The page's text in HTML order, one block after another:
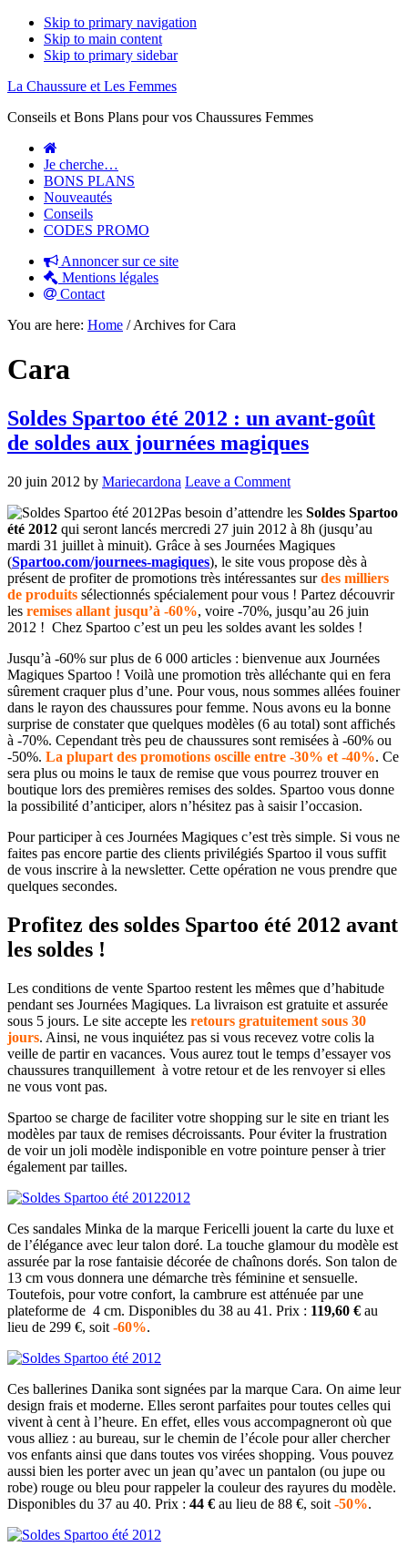
Skip to primary navigation
Skip to main content
Skip to primary sidebar
La Chaussure et Les Femmes
Conseils et Bons Plans pour vos Chaussures Femmes
Je cherche…
BONS PLANS
Nouveautés
Conseils
CODES PROMO
Annoncer sur ce site
Mentions légales
Contact
You are here: Home /Archives for Cara
Cara
Soldes Spartoo été 2012 : un avant-goût
de soldes aux journées magiques
20 juin 2012 by Mariecardona Leave a Comment
Pas besoin d’attendre les Soldes Spartoo
été 2012 qui seront lancés mercredi 27 juin 2012 à 8h (jusqu’au
mardi 31 juillet à minuit). Grâce à ses Journées Magiques
(Spartoo.com/journees-magiques), le site vous propose dès à
présent de profiter de promotions très intéressantes surdes milliers
de produits sélectionnés spécialement pour vous ! Partez découvrir
les remises allant jusqu’à -60%, voire -70%, jusqu’au 26 juin
2012 ! Chez Spartoo c’est un peu les soldes avant les soldes !
Jusqu’à -60% sur plus de 6 000 articles : bienvenue aux Journées
Magiques Spartoo ! Voilà une promotion très alléchante qui en fera
sûrement craquer plus d’une. Pour vous, nous sommes allées fouiner
dans le rayon des chaussures pour femme. Nous avons eu la bonne
surprise de constater que quelques modèles (6 au total) sont affichés
à -70%. Cependant très peu de chaussures sont remisées à -60% ou
-50%. La plupart des promotions oscille entre -30% et -40%. Ce
sera plus ou moins le taux de remise que vous pourrez trouver en
boutique lors des premières remises des soldes. Spartoo vous donne
la possibilité d’anticiper, alors n’hésitez pas à saisir l’occasion.
Pour participer à ces Journées Magiques c’est très simple. Si vous ne
faites pas encore partie des clients privilégiés Spartoo il vous suffit
de vous inscrire à la newsletter. Cette opération ne vous prendre que
quelques secondes.
Profitez des soldes Spartoo été 2012 avant
les soldes !
Les conditions de vente Spartoo restent les mêmes que d’habitude
pendant ses Journées Magiques. La livraison est gratuite et assurée
sous 5 jours. Le site accepte les retours gratuitement sous 30
jours. Ainsi, ne vous inquiétez pas si vous recevez votre colis la
veille de partir en vacances. Vous aurez tout le temps d’essayer vos
chaussures tranquillement à votre retour et de les renvoyer si elles
ne vous vont pas.
Spartoo se charge de faciliter votre shopping sur le site en triant les
modèles par taux de remises décroissants. Pour éviter la frustration
de voir un joli modèle indisponible en votre pointure penser à trier
également par tailles.
Ces sandales Minka de la marque Fericelli jouent la carte du luxe et
de l’élégance avec leur talon doré. La touche glamour du modèle est
assurée par la rose fantaisie décorée de chaînons dorés. Son talon de
13 cm vous donnera une démarche très féminine et sensuelle.
Toutefois, pour votre confort, la cambrure est atténuée par une
plateforme de 4 cm. Disponibles du 38 au 41. Prix : 119,60 € au
lieu de 299 €, soit -60%.
Ces ballerines Danika sont signées par la marque Cara. On aime leur
design frais et moderne. Elles seront parfaites pour toutes celles qui
vivent à cent à l’heure. En effet, elles vous accompagneront où que
vous alliez : au bureau, sur le chemin de l’école pour aller chercher
vos enfants ainsi que dans toutes vos virées shopping. Vous pouvez
aussi bien les porter avec un jean qu’avec un pantalon (ou jupe ou
robe) rouge ou bleu pour rappeler la couleur des rayures du modèle.
Disponibles du 37 au 40. Prix : 44 € au lieu de 88 €, soit -50%.